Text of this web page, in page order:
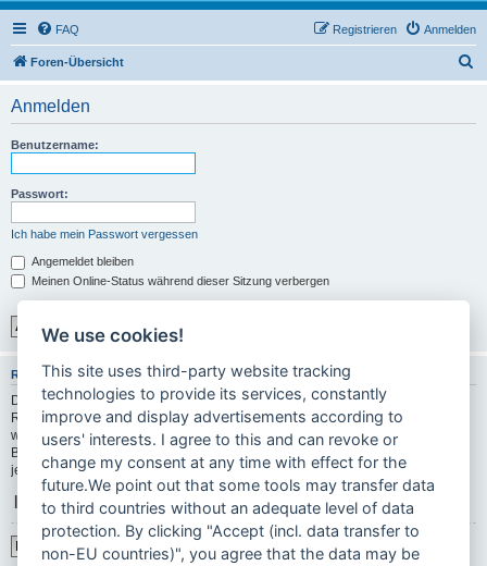
FAQ Anmelden
Registrieren
Foren-Übersicht
Anmelden
Benutzername:
Passwort:
Ich habe mein Passwort vergessen
Angemeldet bleiben
Meinen Online-Status während dieser Sitzung verbergen
REGISTRIEREN
Du musst in diesem Forum registriert sein, um dich anmelden zu können. Die
Registrierung ist in wenigen Augenblicken erledigt und ermöglicht dir, auf
weitere Funktionen zuzugreifen. Die Board-Administration kann registrierten
Benutzern auch zusätzliche Berechtigungen zuweisen. Bitte beachte auch die
jeweiligen Forenregeln, wenn du dich in diesem Board bewegst.
|
Registrieren
We use cookies!
This site uses third-party website tracking
technologies to provide its services, constantly
improve and display advertisements according to
users' interests. I agree to this and can revoke or
change my consent at any time with effect for the
future.We point out that some tools may transfer data
to third countries without an adequate level of data
protection. By clicking "Accept (incl. data transfer to
non-EU countries)", you agree that the data may be